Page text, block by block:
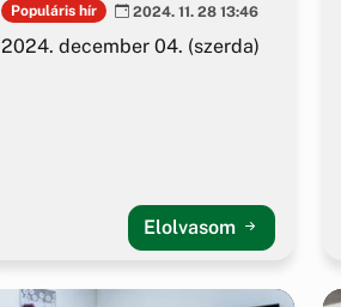
Populáris hír 2024. 11. 28 13:46
2024. december 04. (szerda)
Elolvasom